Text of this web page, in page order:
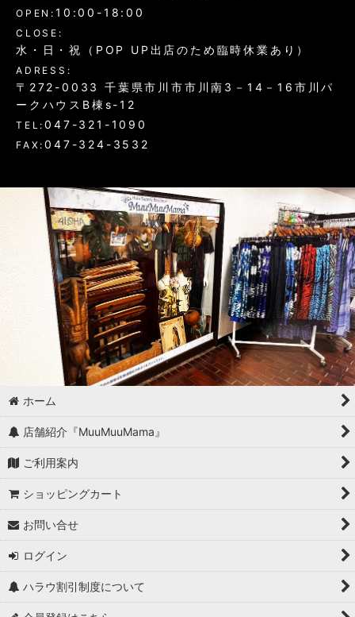
OPEN: 10:00-18:00
CLOSE:
水・日・祝（POP UP出店のため臨時休業あり）
ADRESS:
〒272-0033 千葉県市川市市川南3－14－16市川パ
ークハウスB棟s-12
TEL:047-321-1090
FAX:047-324-3532
ホーム
店舗紹介『MuuMuuMama』
ご利用案内
ショッピングカート
お問い合せ
ログイン
ハラウ割引制度について